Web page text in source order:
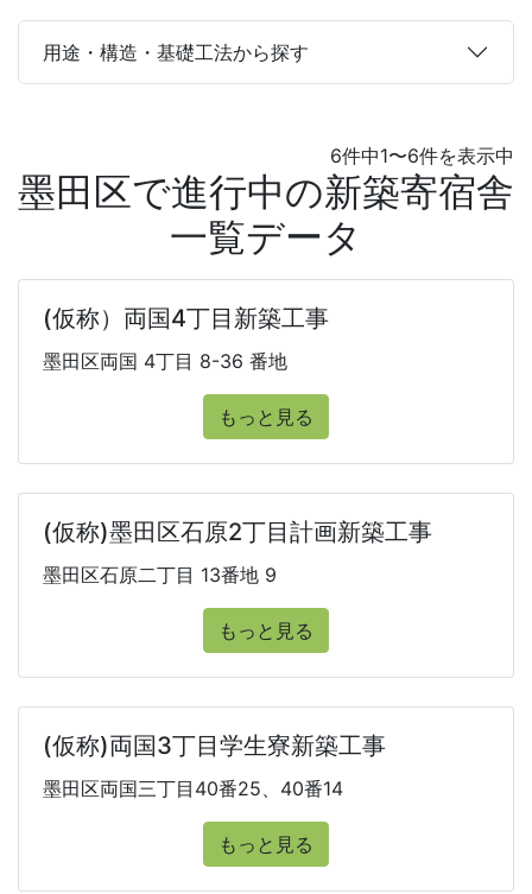
用途・構造・基礎工法から探す
6件中1〜6件を表示中
墨田区で進行中の新築寄宿舎
一覧データ
(仮称）両国4丁目新築工事
墨田区両国 4丁目 8-36 番地
もっと見る
(仮称)墨田区石原2丁目計画新築工事
墨田区石原二丁目 13番地 9
もっと見る
(仮称)両国3丁目学生寮新築工事
墨田区両国三丁目40番25、40番14
もっと見る